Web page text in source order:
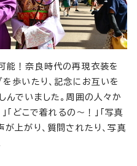
能！奈良時代の再現衣装を
歩いたり、記念にお互いを
んでいました。周囲の人々か
「どこで着れるの〜！」「写真
上がり、質問されたり、写真